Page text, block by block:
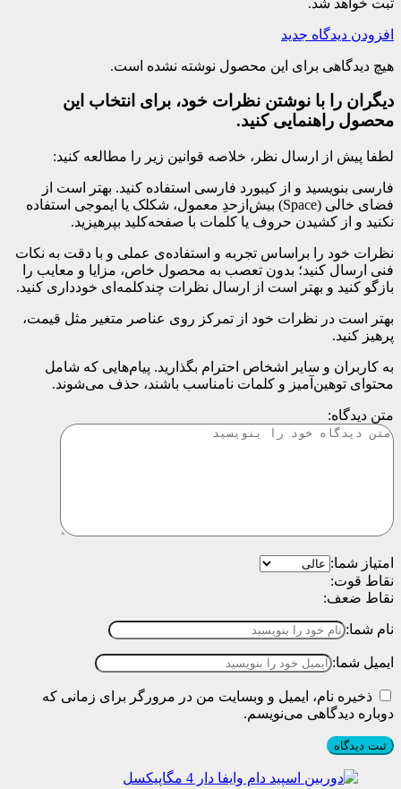
ثبت خواهد شد.
افزودن دیدگاه جدید
هیچ دیدگاهی برای این محصول نوشته نشده است.
دیگران را با نوشتن نظرات خود، برای انتخاب این
محصول راهنمایی کنید.
لطفا پیش از ارسال نظر، خلاصه قوانین زیر را مطالعه کنید:
فارسی بنویسید و از کیبورد فارسی استفاده کنید. بهتر است از
فضای خالی (Space) بیش‌از‌حدِ معمول، شکلک یا ایموجی استفاده
نکنید و از کشیدن حروف یا کلمات با صفحه‌کلید بپرهیزید.
نظرات خود را براساس تجربه و استفاده‌ی عملی و با دقت به نکات
فنی ارسال کنید؛ بدون تعصب به محصول خاص، مزایا و معایب را
بازگو کنید و بهتر است از ارسال نظرات چندکلمه‌‌ای خودداری کنید.
بهتر است در نظرات خود از تمرکز روی عناصر متغیر مثل قیمت،
پرهیز کنید.
به کاربران و سایر اشخاص احترام بگذارید. پیام‌هایی که شامل
محتوای توهین‌آمیز و کلمات نامناسب باشند، حذف می‌شوند.
متن دیدگاه:
امتیاز شما:
نقاط قوت:
نقاط ضعف:
نام شما:
ایمیل شما:
ذخیره نام، ایمیل و وبسایت من در مرورگر برای زمانی که
دوباره دیدگاهی می‌نویسم.